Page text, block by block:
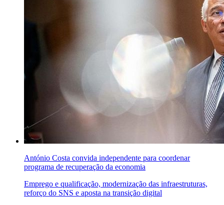
António Costa convida independente para coordenar
programa de recuperação da economia
Emprego e qualificação, modernização das infraestruturas,
reforço do SNS e aposta na transição digital